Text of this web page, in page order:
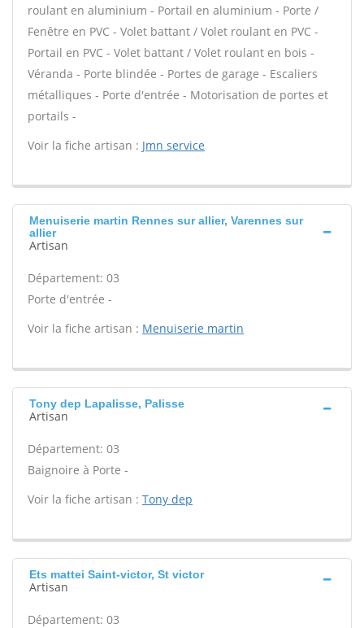
roulant en aluminium - Portail en aluminium - Porte /
Fenêtre en PVC - Volet battant / Volet roulant en PVC -
Portail en PVC - Volet battant / Volet roulant en bois -
Véranda - Porte blindée - Portes de garage - Escaliers
métalliques - Porte d'entrée - Motorisation de portes et
portails -
Voir la fiche artisan : Jmn service
Menuiserie martin Rennes sur allier, Varennes sur
allier
Artisan
Département: 03
Porte d'entrée -
Voir la fiche artisan : Menuiserie martin
Tony dep Lapalisse, Palisse
Artisan
Département: 03
Baignoire à Porte -
Voir la fiche artisan : Tony dep
Ets mattei Saint-victor, St victor
Artisan
Département: 03